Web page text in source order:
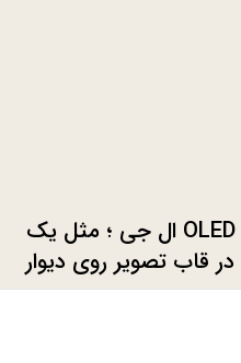
تلویزیون OLED ال ‌جی ؛ مثل یک
قاب تصویر روی دیوار